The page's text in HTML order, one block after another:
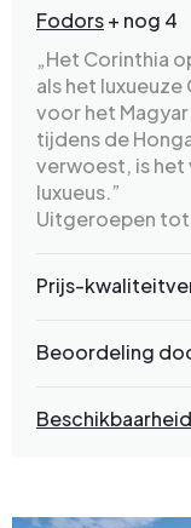
Fodors+ nog 4
„Het Corinthia
als het
voor het Magyar
tijdens de
verwoest, is het
luxueus.”
Uitgeroepen tot
Prijs-
Beoordeling